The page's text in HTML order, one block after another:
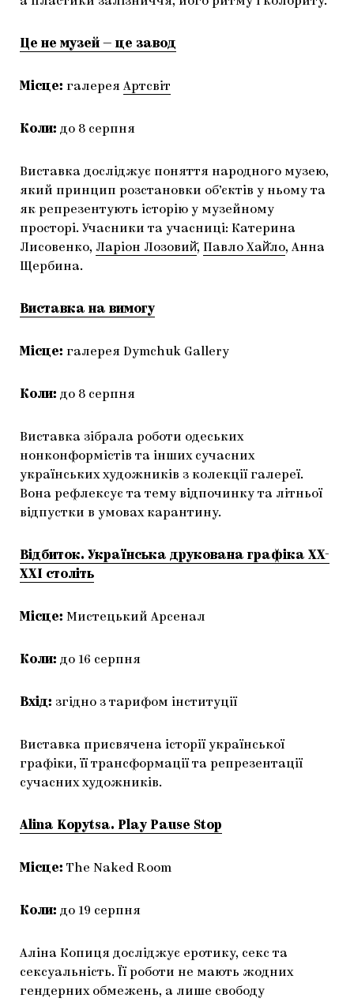
Це не музей — це завод
Місце: галереяАртсвіт
Коли: до 8 серпня
Виставка досліджує поняття народного музею,
який принцип розстановки об’єктів у ньому та
як репрезентують історію у музейному
просторі. Учасники та учасниці: Катерина
Лисовенко, Ларіон Лозовий̆, Павло Хай̆ло, Анна
Щербина.
Виставка на вимогу
Місце: галерея Dymchuk Gallery
Коли: до 8 серпня
Виставка зібрала роботи одеських
нонконформістів та інших сучасних
українських художників з колекції галереї.
Вона рефлексує та тему відпочинку та літньої
відпустки в умовах карантину.
Відбиток. Українська друкована графіка ХХ-
ХХІ століть
Місце: Мистецький Арсенал
Коли: до 16 серпня
Вхід: згідно з тарифом інституції
Виставка присвячена історії української
графіки, її трансформації та репрезентації
сучасних художників.
Alina Kopytsa. Play Pause Stop
Місце: The Naked Room
Коли: до 19 серпня
Аліна Копиця досліджує еротику, секс та
сексуальність. Її роботи не мають жодних
гендерних обмежень, а лише свободу